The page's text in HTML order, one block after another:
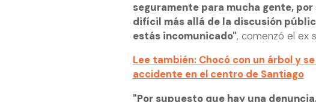
seguramente para mucha gente,
difícil más allá de la discusión
estás incomunicado", comenzó el ex
Lee también: Chocó con un árbol y
accidente en el centro de Santiago
"Por supuesto que hay una